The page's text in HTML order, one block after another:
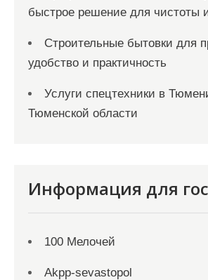
быстрое решение для чистоты
Строительные бытовки для
удобство и практичность
Услуги спецтехники в
Тюменской области
Информация для
100 Мелочей
Akpp-sevastopol